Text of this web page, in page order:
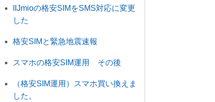
IIJmioの格安SIMをSMS対応に変更
した
格安SIMと緊急地震速報
スマホの格安SIM運用 その後
（格安SIM運用）スマホ買い換えま
した。